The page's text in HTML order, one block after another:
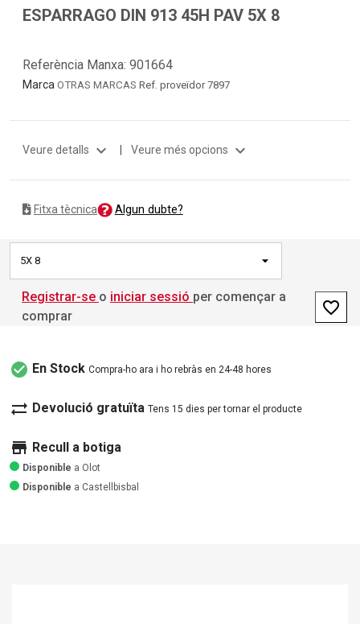
ESPARRAGO DIN 913 45H PAV 5X 8
Referència Manxa: 901664
Marca OTRAS MARCAS Ref. proveïdor 7897
Veure detalls expand_more | Veure més opcions expand_more
Fitxa tècnica Algun dubte?
5X 8
Registrar-se o iniciar sessió per començar a
comprar
favorite_border
check_circle En Stock Compra-ho ara i ho rebràs en 24-48 hores
sync_alt Devolució gratuïta Tens 15 dies per tornar el producte
store Recull a botiga
Disponible a Olot
Disponible a Castellbisbal